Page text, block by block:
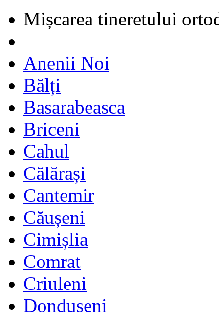
Mișcarea tineretului
Anenii Noi
Bălți
Basarabeasca
Briceni
Cahul
Călărași
Cantemir
Căușeni
Cimișlia
Comrat
Criuleni
Dondușeni